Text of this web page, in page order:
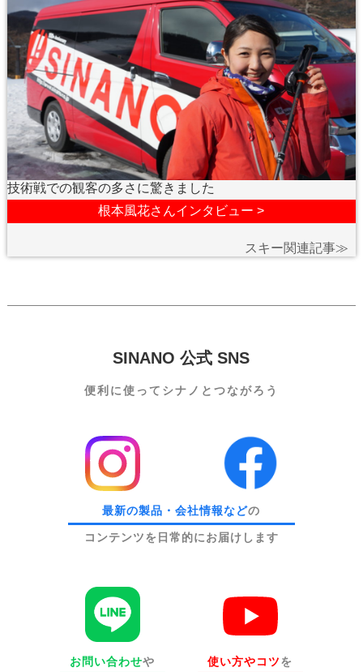
技術戦での観客の多さに驚きました
根本風花さんインタビュー >
スキー関連記事≫
SINANO 公式 SNS
便利に使って シナノとつながろう
最新の製品・会社情報などの
コンテンツを日常的にお届けします
お問い合わせや 使い方やコツを